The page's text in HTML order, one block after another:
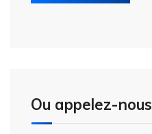
Ou appelez-nous